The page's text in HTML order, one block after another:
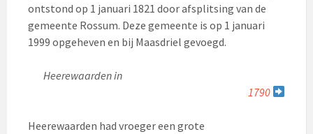
ontstond op 1 januari 1821 door afsplitsing van de
gemeente Rossum. Deze gemeente is op 1 januari
1999 opgeheven en bij Maasdriel gevoegd.
Heerewaarden in
1790
Heerewaarden had vroeger een grote